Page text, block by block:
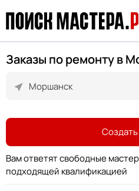
Заказы по ремонту в
Создать
Вам ответят свободные
подходящей квалификацией